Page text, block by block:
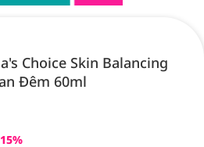
Choice Skin Balancing
Đêm 60ml